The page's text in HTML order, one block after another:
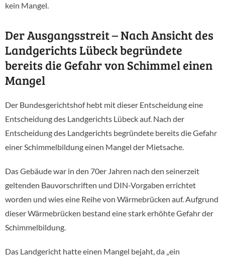
kein Mangel.
Der Ausgangsstreit – Nach Ansicht des
Landgerichts Lübeck begründete
bereits die Gefahr von Schimmel einen
Mangel
Der Bundesgerichtshof hebt mit dieser Entscheidung eine
Entscheidung des Landgerichts Lübeck auf. Nach der
Entscheidung des Landgerichts begründete bereits die Gefahr
einer Schimmelbildung einen Mangel der Mietsache.
Das Gebäude war in den 70er Jahren nach den seinerzeit
geltenden Bauvorschriften und DIN-Vorgaben errichtet
worden und wies eine Reihe von Wärmebrücken auf. Aufgrund
dieser Wärmebrücken bestand eine stark erhöhte Gefahr der
Schimmelbildung.
Das Landgericht hatte einen Mangel bejaht, da „ein